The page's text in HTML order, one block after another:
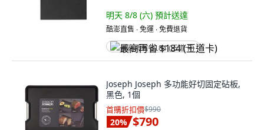
明天 8/8 (六) 預計送達
酷澎直售 ∙ 免運 ∙ 免費退貨
最高再省 $184 (王道卡)
Joseph Joseph 多功能好切固定砧板,
黑色, 1個
首購折扣價$990
20% $790